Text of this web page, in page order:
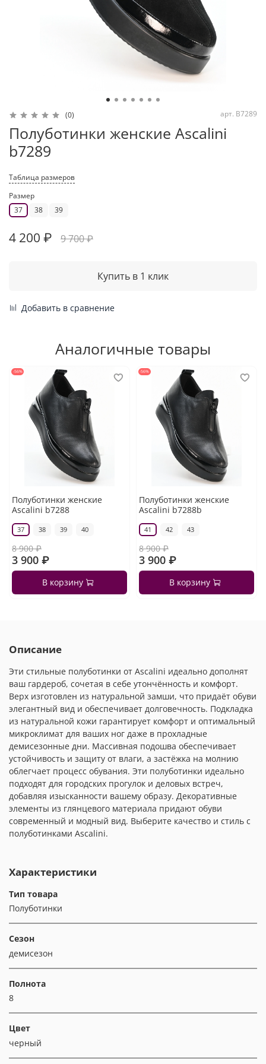
(0) арт. B7289
Полуботинки женские Ascalini
b7289
Таблица размеров
Размер
37
38 39
4 200 ₽ 9 700 ₽
Купить в 1 клик
Добавить в сравнение
Аналогичные товары
-56%
Полуботинки женские
Ascalini b7288
37 38 39 40
8 900 ₽
3 900 ₽
В корзину
-56%
Полуботинки женские
Ascalini b7288b
41 42 43
8 900 ₽
3 900 ₽
В корзину
Описание
Эти стильные полуботинки от Ascalini идеально дополнят
ваш гардероб, сочетая в себе утончённость и комфорт.
Верх изготовлен из натуральной замши, что придаёт обуви
элегантный вид и обеспечивает долговечность. Подкладка
из натуральной кожи гарантирует комфорт и оптимальный
микроклимат для ваших ног даже в прохладные
демисезонные дни. Массивная подошва обеспечивает
устойчивость и защиту от влаги, а застёжка на молнию
облегчает процесс обувания. Эти полуботинки идеально
подходят для городских прогулок и деловых встреч,
добавляя изысканности вашему образу. Декоративные
элементы из глянцевого материала придают обуви
современный и модный вид. Выберите качество и стиль с
полуботинками Ascalini.
Характеристики
Тип товара
Полуботинки
Сезон
демисезон
Полнота
8
Цвет
черный